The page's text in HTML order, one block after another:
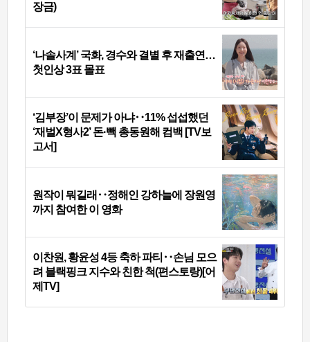
장금)
‘나솔사계’ 국화, 경수와 결별 후 재출연…
첫인상 3표 몰표
‘김부장’이 문제가 아냐‥11% 섭섭했던
‘재벌X형사2’ 돈·빽 총동원해 컴백 [TV보
고서]
원작이 뭐길래‥정해인 강하늘에 장원영
까지 참여한 이 영화
이찬원, 황윤성 4등 축하 파티‥손님 모으
려 블랙핑크 지수와 친한 척(편스토랑)[어
제TV]